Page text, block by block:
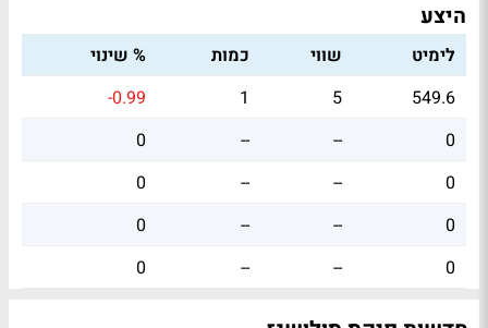
היצע
לימיט שווי כמות
% שינוי
549.6
5
1
-0.99
0
--
--
0
0
--
--
0
0
--
--
0
0
--
--
0